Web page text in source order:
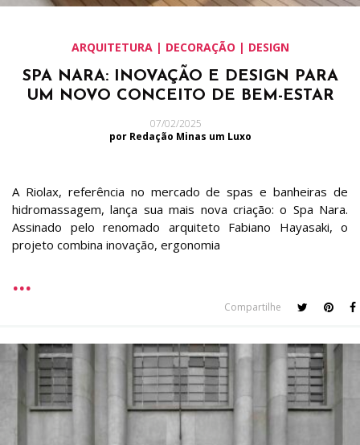
ARQUITETURA | DECORAÇÃO | DESIGN
SPA NARA: INOVAÇÃO E DESIGN PARA
UM NOVO CONCEITO DE BEM-ESTAR
07/02/2025
por Redação Minas um Luxo
A Riolax, referência no mercado de spas e banheiras de
hidromassagem, lança sua mais nova criação: o Spa Nara.
Assinado pelo renomado arquiteto Fabiano Hayasaki, o
projeto combina inovação, ergonomia
Compartilhe